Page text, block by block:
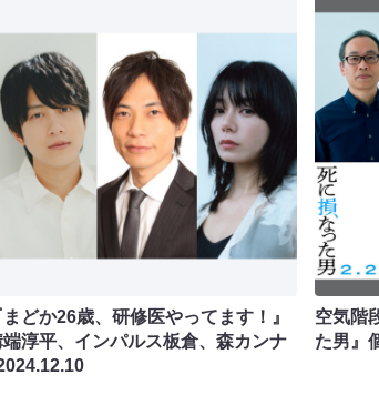
どか26歳、研修医やってます！』
淳平、インパルス板倉、森カンナ
空気階
た男』